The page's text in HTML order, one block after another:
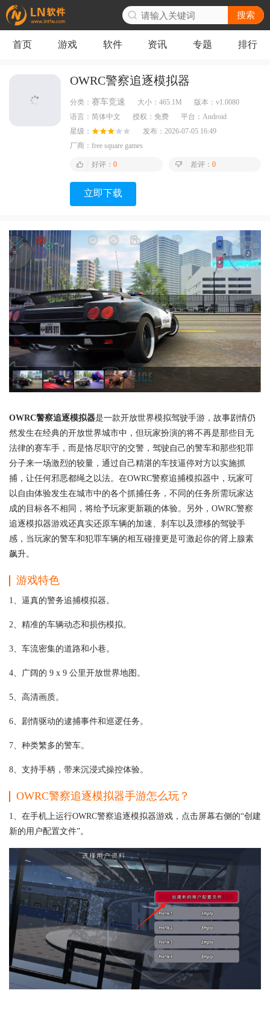
搜索
首页 游戏 软件 资讯 专题 排行
OWRC警察追逐模拟器
分类： 赛车竞速 大小： 465.1M 版本： v1.0080
语言： 简体中文 授权： 免费 平台： Android
星级：
发布： 2026-07-05 16:49
厂商： free square games
好评： 0 差评： 0
立即下载
OWRC警察追逐模拟器是一款开放世界模拟驾驶手游，故事剧情仍
然发生在经典的开放世界城市中，但玩家扮演的将不再是那些目无
法律的赛车手，而是恪尽职守的交警，驾驶自己的警车和那些犯罪
分子来一场激烈的较量，通过自己精湛的车技逼停对方以实施抓
捕，让任何邪恶都绳之以法。在OWRC警察追捕模拟器中，玩家可
以自由体验发生在城市中的各个抓捕任务，不同的任务所需玩家达
成的目标各不相同，将给予玩家更新颖的体验。另外，OWRC警察
追逐模拟器游戏还真实还原车辆的加速、刹车以及漂移的驾驶手
感，当玩家的警车和犯罪车辆的相互碰撞更是可激起你的肾上腺素
飙升。
游戏特色
1、逼真的警务追捕模拟器。
2、精准的车辆动态和损伤模拟。
3、车流密集的道路和小巷。
4、广阔的 9 x 9 公里开放世界地图。
5、高清画质。
6、剧情驱动的逮捕事件和巡逻任务。
7、种类繁多的警车。
8、支持手柄，带来沉浸式操控体验。
OWRC警察追逐模拟器手游怎么玩？
1、在手机上运行OWRC警察追逐模拟器游戏，点击屏幕右侧的“创建
新的用户配置文件”。